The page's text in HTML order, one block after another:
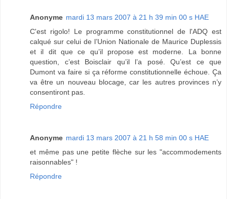
Anonyme mardi 13 mars 2007 à 21 h 39 min 00 s HAE
C'est rigolo! Le programme constitutionnel de l'ADQ est
calqué sur celui de l’Union Nationale de Maurice Duplessis
et il dit que ce qu’il propose est moderne. La bonne
question, c’est Boisclair qu’il l’a posé. Qu’est ce que
Dumont va faire si ça réforme constitutionnelle échoue. Ça
va être un nouveau blocage, car les autres provinces n’y
consentiront pas.
Répondre
Anonyme mardi 13 mars 2007 à 21 h 58 min 00 s HAE
et même pas une petite flèche sur les "accommodements
raisonnables" !
Répondre